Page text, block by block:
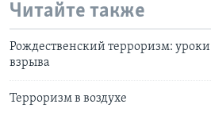
Читайте также
Рождественский терроризм: уроки
взрыва
Терроризм в воздухе